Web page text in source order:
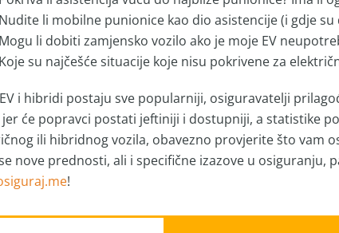
Nudite li mobilne punionice kao dio asistencije (i gdje su
Mogu li dobiti zamjensko vozilo ako je moje EV
Koje su najčešće situacije koje nisu pokrivene za
i hibridi postaju sve popularniji, osiguravatelji
će popravci postati jeftiniji i dostupniji, a statistike
ili hibridnog vozila, obavezno provjerite što vam
nove prednosti, ali i specifične izazove u
!